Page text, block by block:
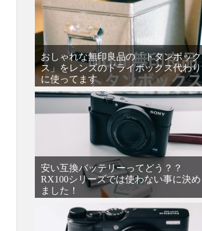
おしゃれな無印良品の「トタンボック
ス」をレンズのドライボックス代わり
に使ってます
安い互換バッテリーってどう？？
RX100シリーズでは使わない事に決め
ました！